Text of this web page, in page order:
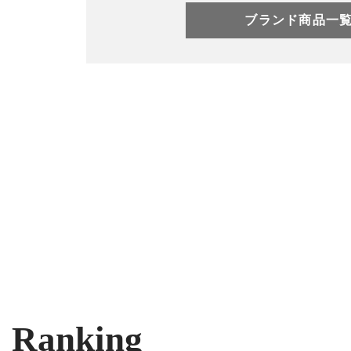
ブランド商品一
Ranking